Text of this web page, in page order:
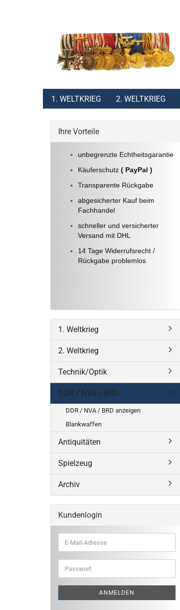
1. WELTKRIEG 2. WELTKRIEG
Ihre Vorteile
unbegrenzte Echtheitsgarantie
Käuferschutz ( PayPal )
Transparente Rückgabe
abgesicherter Kauf beim
Fachhandel
schneller und versicherter
Versand mit DHL
14 Tage Widerrufsrecht /
Rückgabe problemlos
1. Weltkrieg
2. Weltkrieg
Technik/Optik
DDR / NVA / BRD
DDR / NVA / BRD anzeigen
Blankwaffen
Antiquitäten
Spielzeug
Archiv
Kundenlogin
E-
Mail-
Adresse
Passwort
ANMELDEN